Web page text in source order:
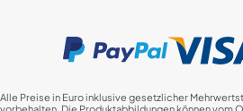
Alle Preise in Euro inklusive gesetzlicher
vorbehalten. Die Produktabbildungen können vom